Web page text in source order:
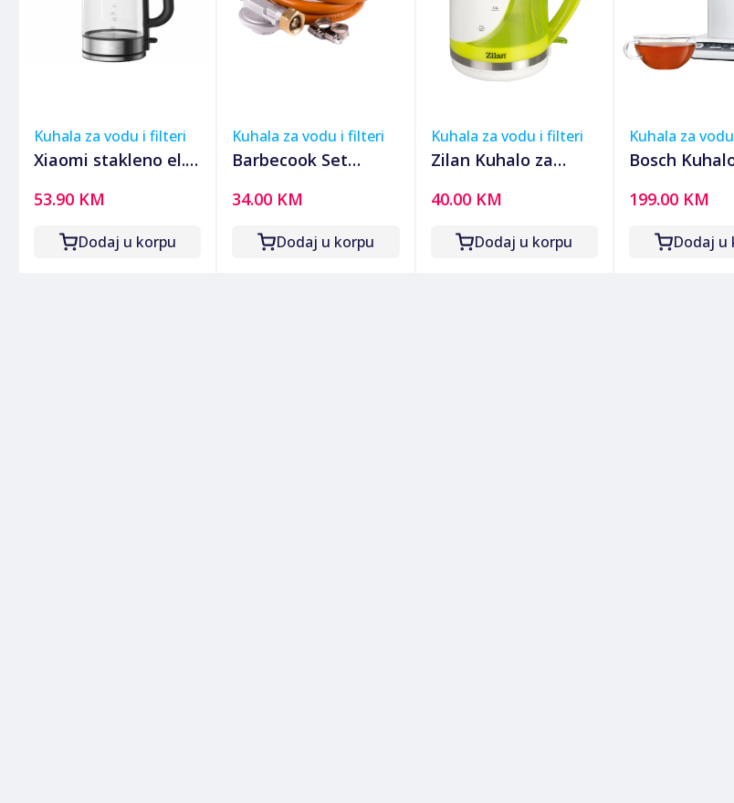
Kuhala za vodu i filteri
Xiaomi stakleno el.
osvjetljenje 1.7L,
2200W
53.90 KM
Dodaj u korpu
Kuhala za vodu i filteri
Barbecook Set
za PB plinsku bocu -
PWS-000291-01
34.00 KM
Dodaj u korpu
Kuhala za vodu i filteri
Zilan Kuhalo za
l, 1850-2200 W,
zelena - ZLN1303 GR
40.00 KM
Dodaj u korpu
Kuhala za
Bosch
lit., 2400 W,
TWK8611P
199.00 KM
Dodaj u